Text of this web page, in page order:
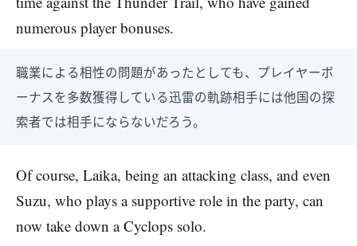
numerous player bonuses.
職業による相性の問題があったとしても、プレイヤーボ
ーナスを多数獲得している迅雷の軌跡相手には他国の探
索者では相手にならないだろう。
Of course, Laika, being an attacking class, and even
Suzu, who plays a supportive role in the party, can
now take down a Cyclops solo.